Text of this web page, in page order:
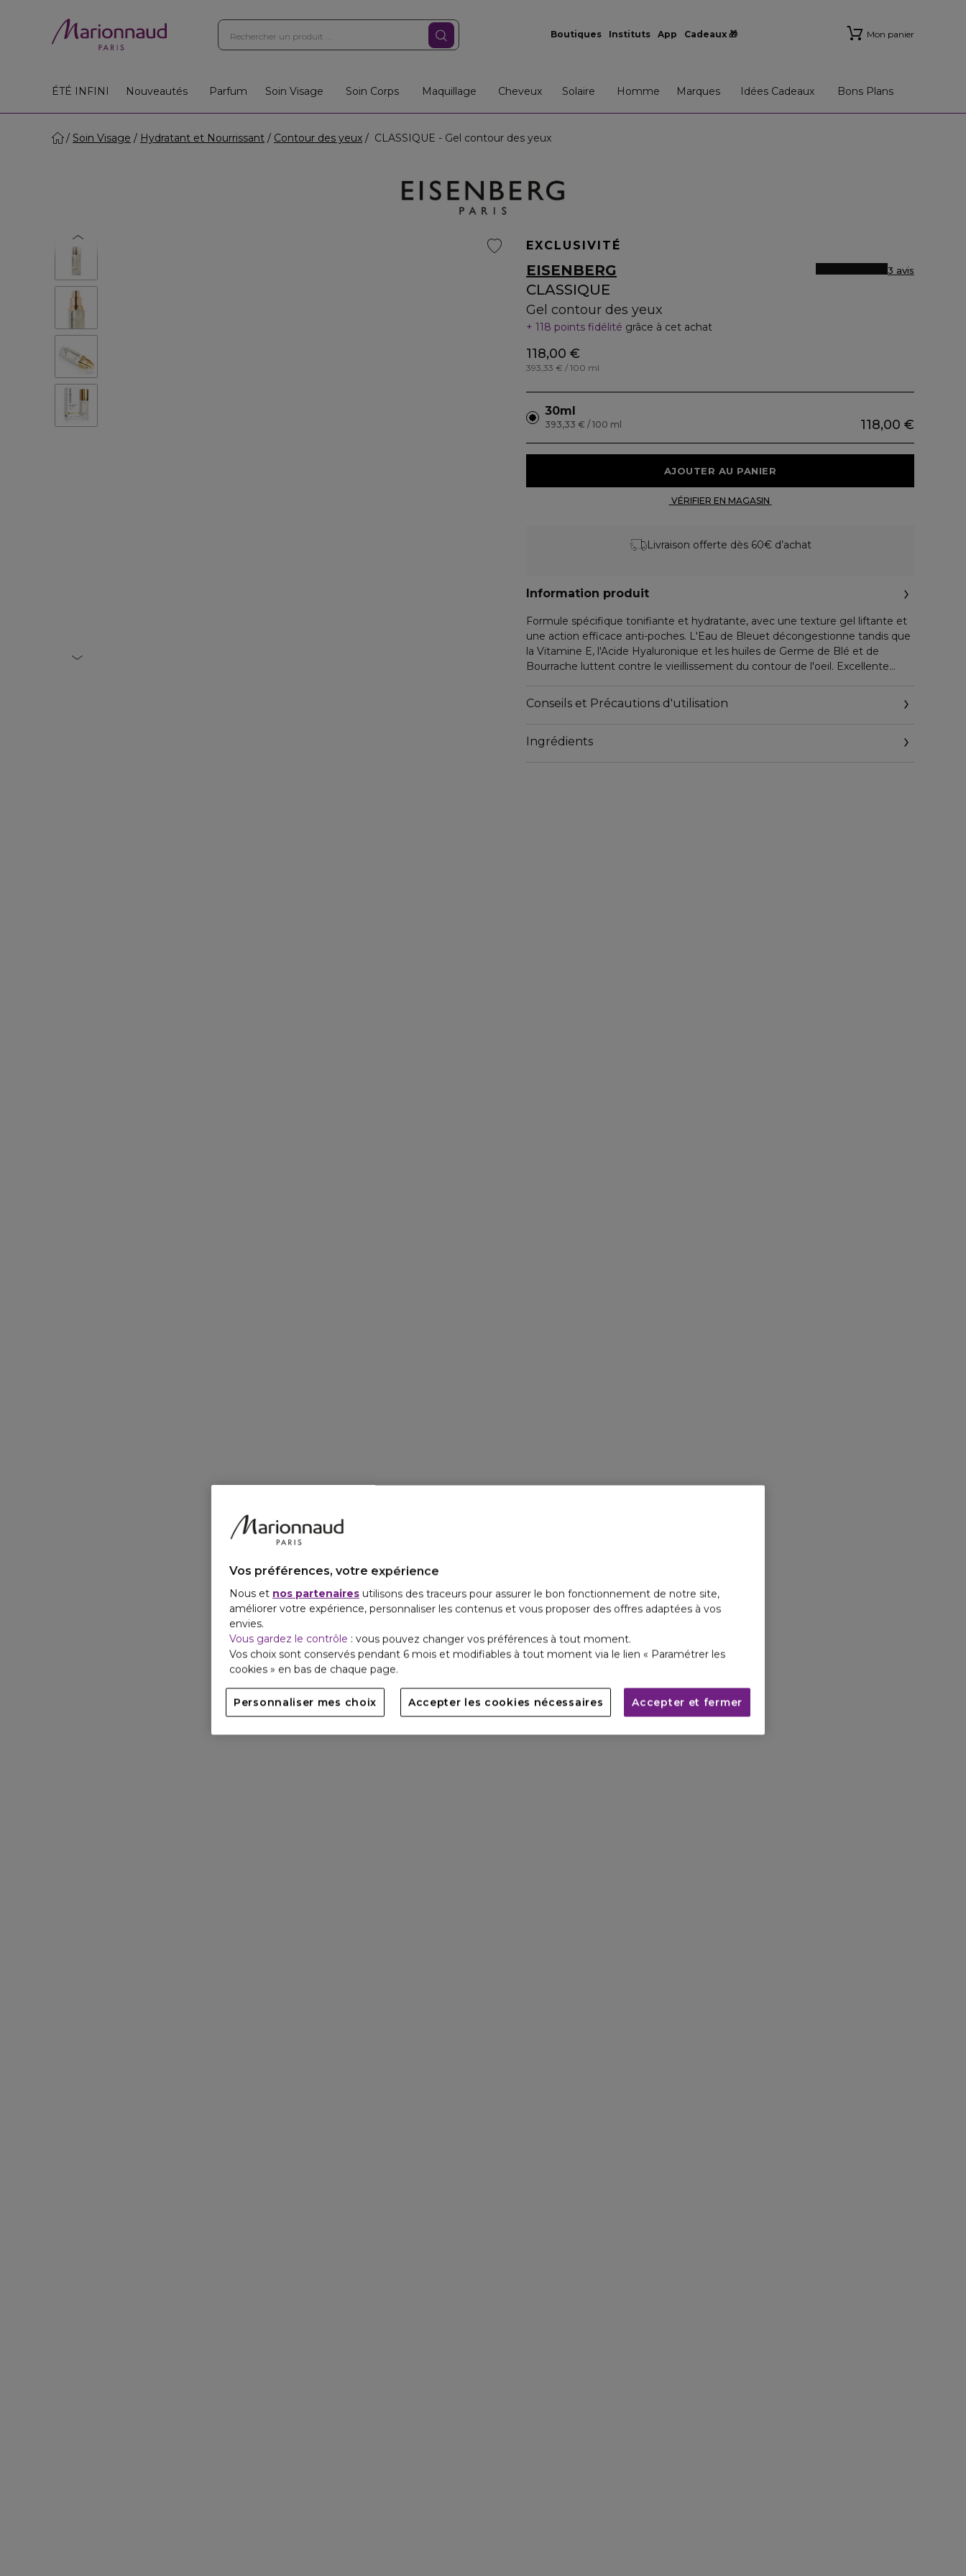
Boutiques Instituts App Cadeaux 🎁 Mon panier
ÉTÉ INFINI Nouveautés Parfum Soin Visage Soin Corps Maquillage Cheveux Solaire Homme Marques Idées Cadeaux Bons Plans
Soin Visage Hydratant et Nourrissant Contour des yeux CLASSIQUE - Gel contour des yeux
EXCLUSIVITÉ
EISENBERG
CLASSIQUE
Gel contour des yeux
3 avis
118 points fidélité grâce à cet achat
118,00 €
393,33 € / 100 ml
30ml
118,00 €
393,33 € / 100 ml
Livraison offerte dès 60€ d’achat
Information produit
Formule spécifique tonifiante et hydratante, avec une texture gel liftante et
une action efficace anti-poches. L'Eau de Bleuet décongestionne tandis que
la Vitamine E, l'Acide Hyaluronique et les huiles de Germe de Blé et de
Bourrache luttent contre le vieillissement du contour de l'oeil. Excellente
Résultat : Le contour des yeux est tonifié, revitalisé et confortable. Les signes
Conseils et Précautions d'utilisation
Ingrédients
Vos préférences, votre expérience
Nous et nos partenaires utilisons des traceurs pour assurer le bon fonctionnement de notre site,
améliorer votre expérience, personnaliser les contenus et vous proposer des offres adaptées à vos
envies.
Vous gardez le contrôle : vous pouvez changer vos préférences à tout moment.
Vos choix sont conservés pendant 6 mois et modifiables à tout moment via le lien « Paramétrer les
cookies » en bas de chaque page.
Personnaliser mes choix Accepter les cookies nécessaires Accepter et fermer